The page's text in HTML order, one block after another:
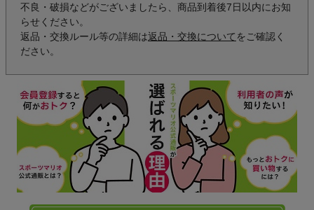
不良・破損などがございましたら、商品到着後7日以内にお知
らせください。
返品・交換ルール等の詳細は返品・交換について をご確認く
ださい。